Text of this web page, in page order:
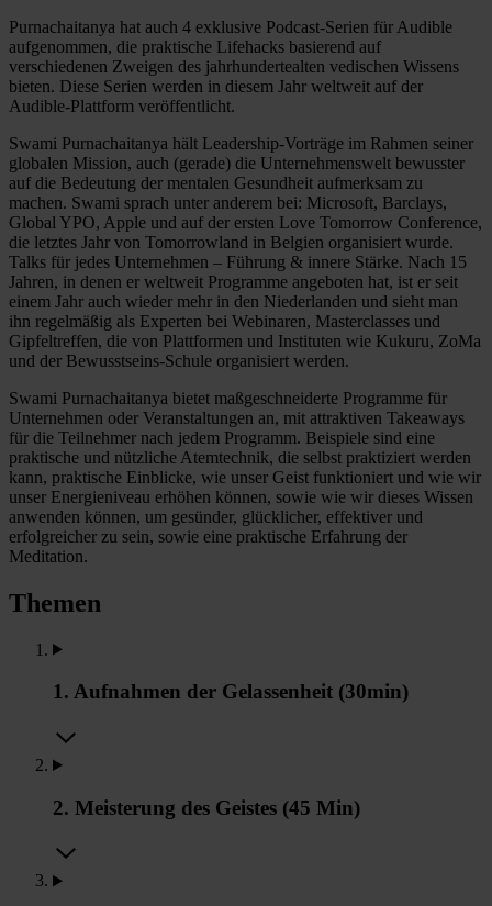
Purnachaitanya hat auch 4 exklusive Podcast-Serien für Audible
aufgenommen, die praktische Lifehacks basierend auf
verschiedenen Zweigen des jahrhundertealten vedischen Wissens
bieten. Diese Serien werden in diesem Jahr weltweit auf der
Audible-Plattform veröffentlicht.
Swami Purnachaitanya hält Leadership-Vorträge im Rahmen seiner
globalen Mission, auch (gerade) die Unternehmenswelt bewusster
auf die Bedeutung der mentalen Gesundheit aufmerksam zu
machen. Swami sprach unter anderem bei: Microsoft, Barclays,
Global YPO, Apple und auf der ersten Love Tomorrow Conference,
die letztes Jahr von Tomorrowland in Belgien organisiert wurde.
Talks für jedes Unternehmen – Führung & innere Stärke. Nach 15
Jahren, in denen er weltweit Programme angeboten hat, ist er seit
einem Jahr auch wieder mehr in den Niederlanden und sieht man
ihn regelmäßig als Experten bei Webinaren, Masterclasses und
Gipfeltreffen, die von Plattformen und Instituten wie Kukuru, ZoMa
und der Bewusstseins-Schule organisiert werden.
Swami Purnachaitanya bietet maßgeschneiderte Programme für
Unternehmen oder Veranstaltungen an, mit attraktiven Takeaways
für die Teilnehmer nach jedem Programm. Beispiele sind eine
praktische und nützliche Atemtechnik, die selbst praktiziert werden
kann, praktische Einblicke, wie unser Geist funktioniert und wie wir
unser Energieniveau erhöhen können, sowie wie wir dieses Wissen
anwenden können, um gesünder, glücklicher, effektiver und
erfolgreicher zu sein, sowie eine praktische Erfahrung der
Meditation.
Themen
1. Aufnahmen der Gelassenheit (30min)
2. Meisterung des Geistes (45 Min)